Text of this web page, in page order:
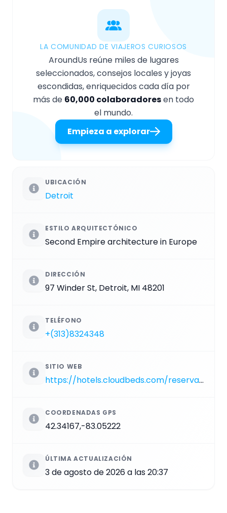
LA COMUNIDAD DE VIAJEROS CURIOSOS
AroundUs reúne miles de lugares
seleccionados, consejos locales y joyas
escondidas, enriquecidos cada día por
más de 60,000 colaboradoresen todo
el mundo.
Empieza a explorar
UBICACIÓN
Detroit
ESTILO ARQUITECTÓNICO
Second Empire architecture in Europe
DIRECCIÓN
97 Winder St, Detroit, MI 48201
TELÉFONO
+(313)8324348
SITIO WEB
https://hotels.cloudbeds.com/reservation/zwrIDh
COORDENADAS GPS
42.34167,-83.05222
ÚLTIMA ACTUALIZACIÓN
3 de agosto de 2026 a las 20:37